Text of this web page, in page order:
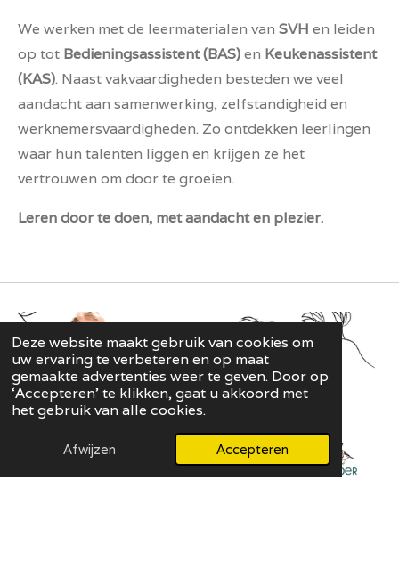
Deze website maakt gebruik van cookies om
uw ervaring te verbeteren en op maat
gemaakte advertenties weer te geven. Door op
‘Accepteren’ te klikken, gaat u akkoord met
het gebruik van alle cookies.
Afwijzen Accepteren
We werken met de leermaterialen van SVH en leiden
op tot Bedieningsassistent (BAS)en Keukenassistent
(KAS). Naast vakvaardigheden besteden we veel
aandacht aan samenwerking, zelfstandigheid en
werknemersvaardigheden. Zo ontdekken leerlingen
waar hun talenten liggen en krijgen ze het
vertrouwen om door te groeien.
Leren door te doen, met aandacht en plezier.